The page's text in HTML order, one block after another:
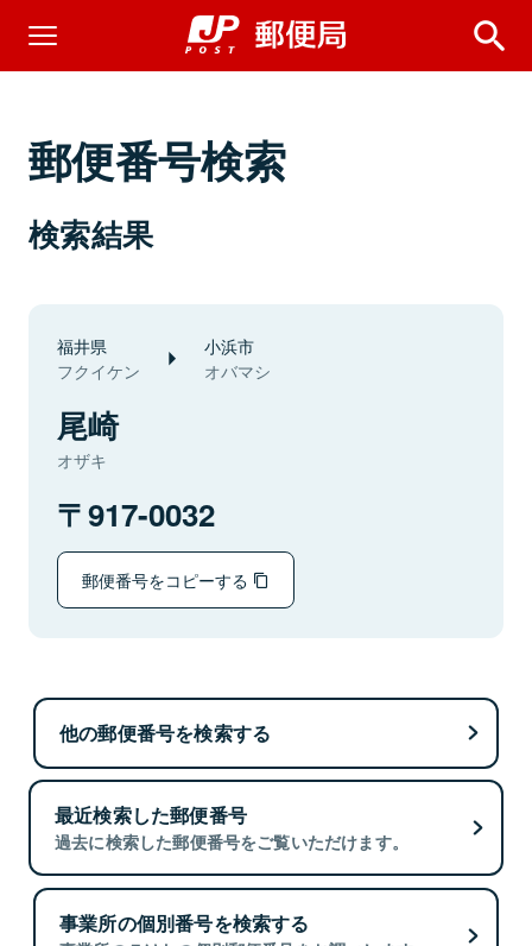
郵便番号検索
検索結果
福井県
フクイケン
小浜市
オバマシ
尾崎
オザキ
917-0032
郵便番号をコピーする
他の郵便番号を検索する
最近検索した郵便番号
過去に検索した郵便番号をご覧いただけます。
事業所の個別番号を検索する